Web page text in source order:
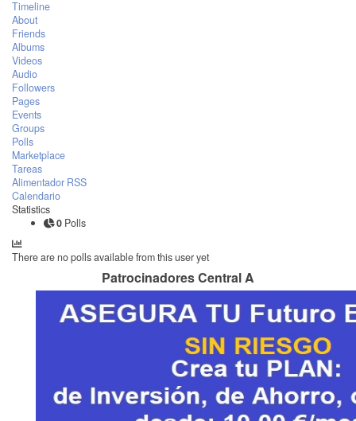
Timeline
About
Friends
Albums
Videos
Audio
Followers
Pages
Events
Groups
Polls
Marketplace
Tareas
Alimentador RSS
Calendario
Statistics
0 Polls
There are no polls available from this user yet
Patrocinadores Central A